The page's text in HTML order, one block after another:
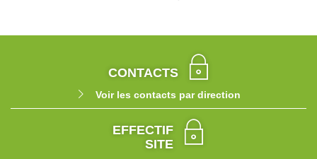
CONTACTS
Voir les contacts par direction
EFFECTIF
SITE